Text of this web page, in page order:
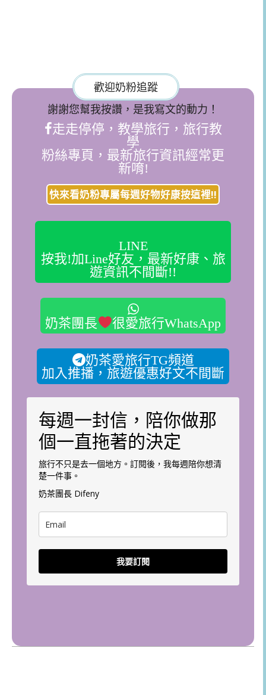
歡迎奶粉追蹤
謝謝您幫我按讚，是我寫文的動力！
走走停停，教學旅行，旅行教
學
粉絲專頁，最新旅行資訊經常更
新唷!
快來看奶粉專屬每週好物好康按這裡!!
LINE
按我!加Line好友，最新好康、旅
遊資訊不間斷!!
奶茶團長 很愛旅行WhatsApp
奶茶愛旅行TG頻道
加入推播，旅遊優惠好文不間斷
每週一封信，陪你做那
個一直拖著的決定
旅行不只是去一個地方。訂閱後，我每週陪你想清
楚一件事。
奶茶團長 Difeny
我要訂閱